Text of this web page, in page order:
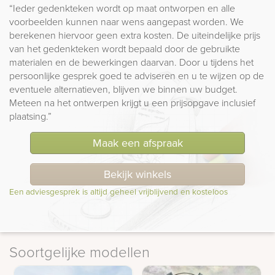
“Ieder gedenkteken wordt op maat ontworpen en alle
voorbeelden kunnen naar wens aangepast worden. We
berekenen hiervoor geen extra kosten. De uiteindelijke prijs
van het gedenkteken wordt bepaald door de gebruikte
materialen en de bewerkingen daarvan. Door u tijdens het
persoonlijke gesprek goed te adviseren en u te wijzen op de
eventuele alternatieven, blijven we binnen uw budget.
Meteen na het ontwerpen krijgt u een prijsopgave inclusief
plaatsing.”
Maak een afspraak
Bekijk winkels
Een adviesgesprek is altijd geheel vrijblijvend en kosteloos
Soortgelijke modellen